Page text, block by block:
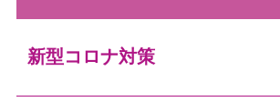
新型コロナ対策